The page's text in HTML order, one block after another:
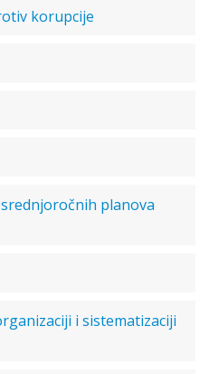
korupcije
planova
i sistematizaciji